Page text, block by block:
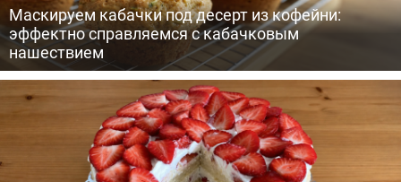
Маскируем кабачки под десерт из кофейни:
эффектно справляемся с кабачковым
нашествием